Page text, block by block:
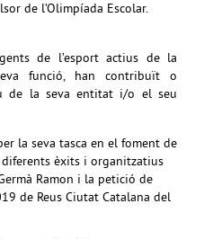
de l’Olimpíada Escolar.
de l’esport actius de la
funció, han contribuït o
de la seva entitat i/o el seu
la seva tasca en el foment de
èxits i organitzatius
Ramon i la petició de
de Reus Ciutat Catalana del